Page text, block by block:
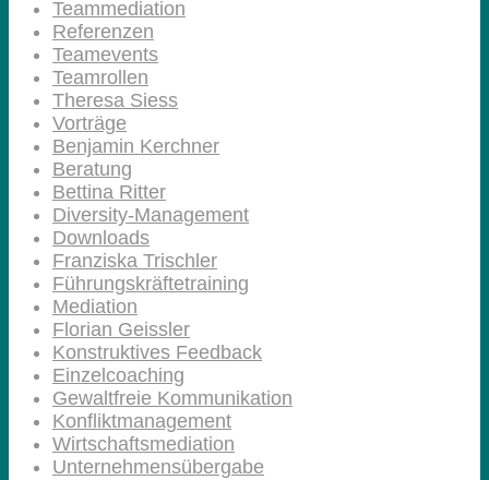
Teammediation
Referenzen
Teamevents
Teamrollen
Theresa Siess
Vorträge
Benjamin Kerchner
Beratung
Bettina Ritter
Diversity-Management
Downloads
Franziska Trischler
Führungskräftetraining
Mediation
Florian Geissler
Konstruktives Feedback
Einzelcoaching
Gewaltfreie Kommunikation
Konfliktmanagement
Wirtschaftsmediation
Unternehmensübergabe